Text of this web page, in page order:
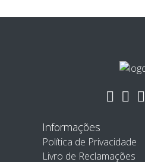
Informações
Política de Privacidade
Livro de Reclamações